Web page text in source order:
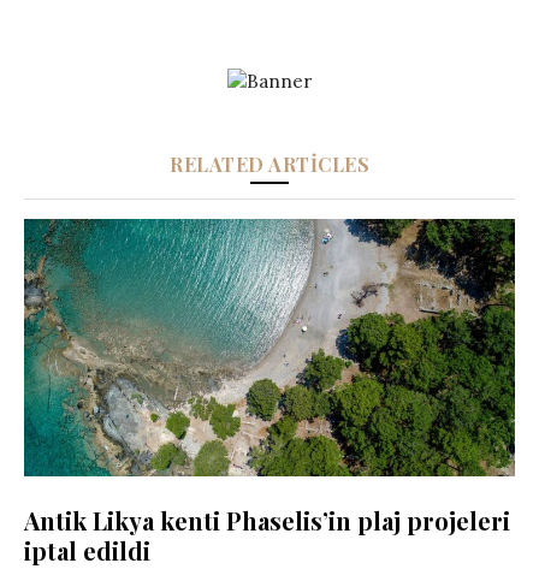
RELATED ARTICLES
Antik Likya kenti Phaselis’in plaj projeleri
iptal edildi